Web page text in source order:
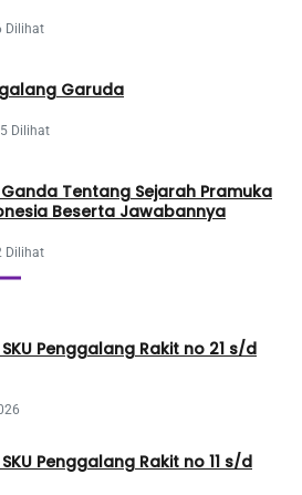
Dilihat
Garuda
Dilihat
Tentang Sejarah Pramuka
Beserta Jawabannya
Dilihat
Penggalang Rakit no 21 s/d
Penggalang Rakit no 11 s/d